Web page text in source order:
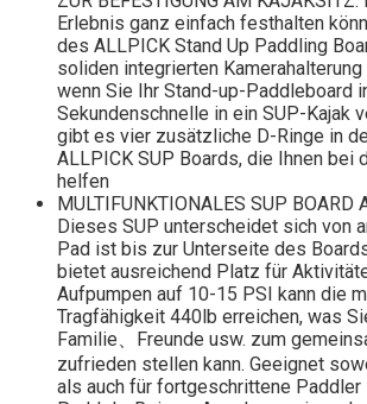
Erlebnis ganz einfach festhalten
des ALLPICK Stand Up Paddling
soliden integrierten Kamerahalterung
wenn Sie Ihr Stand-up-Paddleboard
Sekundenschnelle in ein SUP-Kajak
gibt es vier zusätzliche D-Ringe in
ALLPICK SUP Boards, die Ihnen bei
helfen
MULTIFUNKTIONALES SUP BOARD
Dieses SUP unterscheidet sich von
Pad ist bis zur Unterseite des
bietet ausreichend Platz für
Aufpumpen auf 10-15 PSI kann die
Tragfähigkeit 440lb erreichen, was
Familie、Freunde usw. zum
zufrieden stellen kann. Geeignet
als auch für fortgeschrittene Paddler